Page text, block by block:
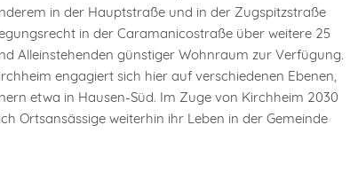
in der Hauptstraße und in der Zugspitzstraße
in der Caramanicostraße über weitere 25
Alleinstehenden günstiger Wohnraum zur Verfügung.
engagiert sich hier auf verschiedenen Ebenen,
etwa in Hausen-Süd. Im Zuge von Kirchheim 2030
Ortsansässige weiterhin ihr Leben in der Gemeinde